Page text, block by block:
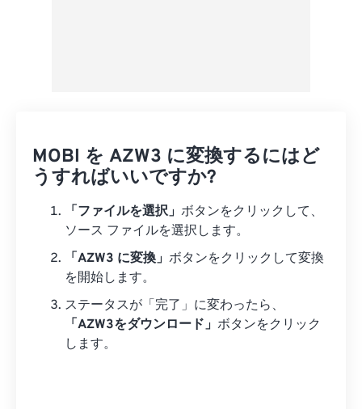
MOBI を AZW3 に変換するにはど
うすればいいですか?
「ファイルを選択」 ボタンをクリックして、
ソース ファイルを選択します。
「AZW3 に変換」 ボタンをクリックして変換
を開始します。
ステータスが「完了」に変わったら、
「AZW3をダウンロード」 ボタンをクリック
します。